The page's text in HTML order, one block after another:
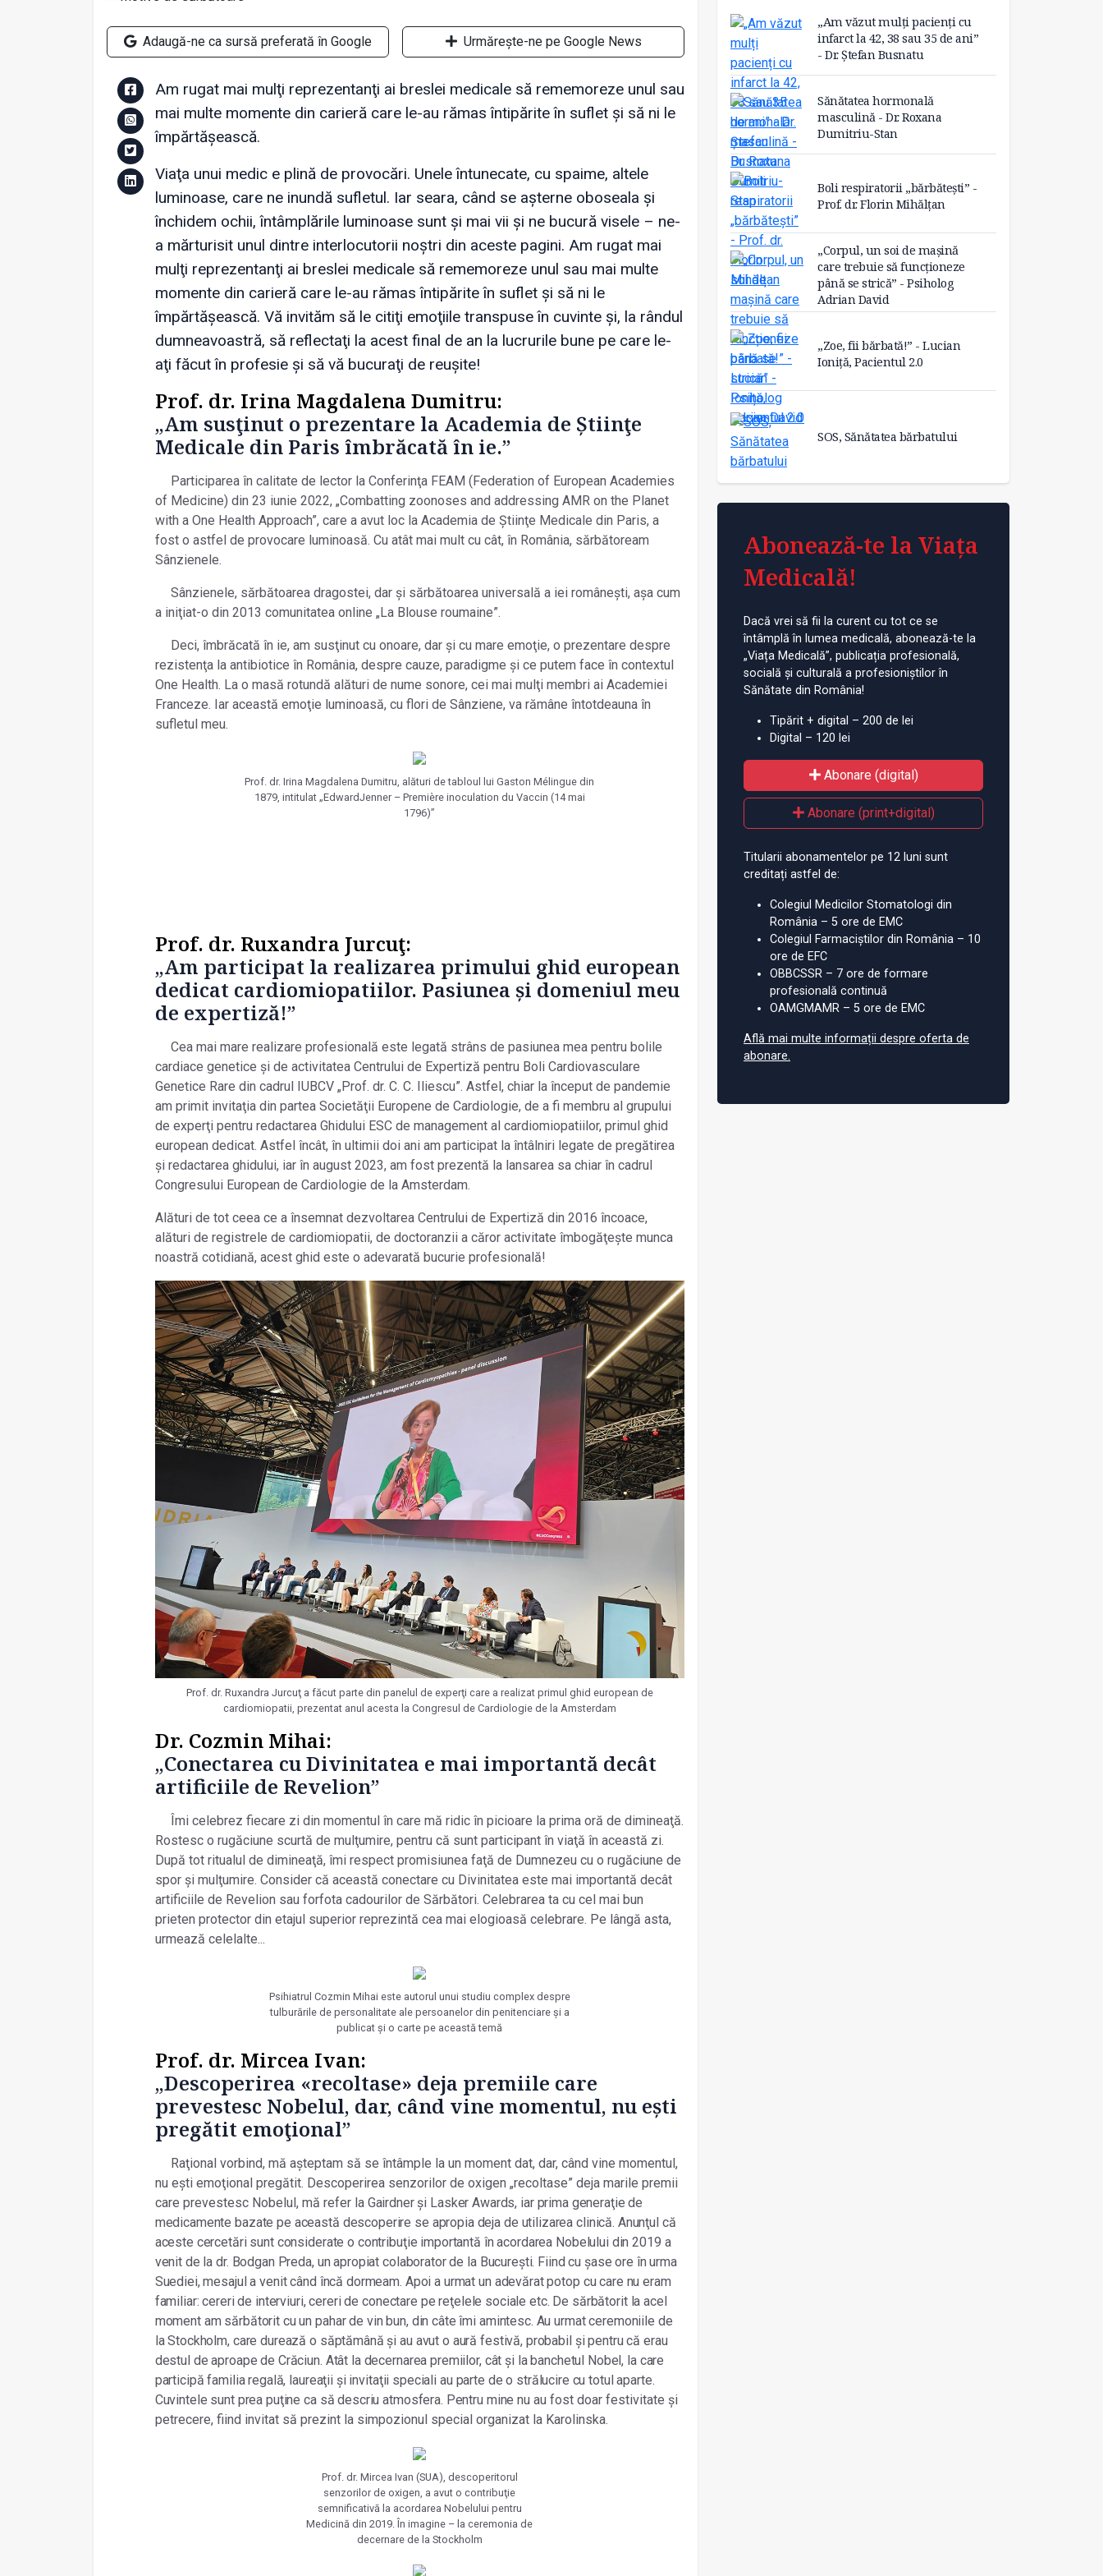
Adaugă-ne ca sursă preferată în Google Urmărește-ne pe Google News
Am rugat mai mulţi reprezentanţi ai breslei medicale să rememoreze unul sau
mai multe momente din carieră care le-au rămas întipărite în suflet și să ni le
împărtășească.
Viaţa unui medic e plină de provocări. Unele întunecate, cu spaime, altele
luminoase, care ne inundă sufletul. Iar seara, când se așterne oboseala și
închidem ochii, întâmplările luminoase sunt și mai vii și ne bucură visele – ne-
a mărturisit unul dintre interlocutorii noștri din aceste pagini. Am rugat mai
mulţi reprezentanţi ai breslei medicale să rememoreze unul sau mai multe
momente din carieră care le-au rămas întipărite în suflet și să ni le
împărtășească. Vă invităm să le citiţi emoţiile transpuse în cuvinte și, la rândul
dumneavoastră, să reflectaţi la acest final de an la lucrurile bune pe care le-
aţi făcut în profesie și să vă bucuraţi de reușite!
Prof. dr. Irina Magdalena Dumitru:
„Am susţinut o prezentare la Academia de Știinţe
Medicale din Paris îmbrăcată în ie.”
Participarea în calitate de lector la Conferinţa FEAM (Federation of European Academies
of Medicine) din 23 iunie 2022, „Combatting zoonoses and addressing AMR on the Planet
with a One Health Approach”, care a avut loc la Academia de Știinţe Medicale din Paris, a
fost o astfel de provocare luminoasă. Cu atât mai mult cu cât, în România, sărbătoream
Sânzienele.
Sânzienele, sărbătoarea dragostei, dar și sărbătoarea universală a iei românești, așa cum
a iniţiat-o din 2013 comunitatea online „La Blouse roumaine”.
Deci, îmbrăcată în ie, am susţinut cu onoare, dar și cu mare emoţie, o prezentare despre
rezistenţa la antibiotice în România, despre cauze, paradigme și ce putem face în contextul
One Health. La o masă rotundă alături de nume sonore, cei mai mulţi membri ai Academiei
Franceze. Iar această emoţie luminoasă, cu flori de Sânziene, va rămâne întotdeauna în
sufletul meu.
Prof. dr. Irina Magdalena Dumitru, alături de tabloul lui Gaston Mélingue din
1879, intitulat „EdwardJenner – Première inoculation du Vaccin (14 mai
1796)”
Prof. dr. Ruxandra Jurcuţ:
„Am participat la realizarea primului ghid european
dedicat cardiomiopatiilor. Pasiunea și domeniul meu
de expertiză!”
Cea mai mare realizare profesională este legată strâns de pasiunea mea pentru bolile
cardiace genetice și de activitatea Centrului de Expertiză pentru Boli Cardiovasculare
Genetice Rare din cadrul IUBCV „Prof. dr. C. C. Iliescu”. Astfel, chiar la început de pandemie
am primit invitaţia din partea Societăţii Europene de Cardiologie, de a fi membru al grupului
de experţi pentru redactarea Ghidului ESC de management al cardiomiopatiilor, primul ghid
european dedicat. Astfel încât, în ultimii doi ani am participat la întâlniri legate de pregătirea
și redactarea ghidului, iar în august 2023, am fost prezentă la lansarea sa chiar în cadrul
Congresului European de Cardiologie de la Amsterdam.
Alături de tot ceea ce a însemnat dezvoltarea Centrului de Expertiză din 2016 încoace,
alături de registrele de cardiomiopatii, de doctoranzii a căror activitate îmbogăţește munca
noastră cotidiană, acest ghid este o adevarată bucurie profesională!
Prof. dr. Ruxandra Jurcuţ a făcut parte din panelul de experţi care a realizat primul ghid european de
cardiomiopatii, prezentat anul acesta la Congresul de Cardiologie de la Amsterdam
Dr. Cozmin Mihai:
„Conectarea cu Divinitatea e mai importantă decât
artificiile de Revelion”
Îmi celebrez fiecare zi din momentul în care mă ridic în picioare la prima oră de dimineaţă.
Rostesc o rugăciune scurtă de mulţumire, pentru că sunt participant în viaţă în această zi.
După tot ritualul de dimineaţă, îmi respect promisiunea faţă de Dumnezeu cu o rugăciune de
spor și mulţumire. Consider că această conectare cu Divinitatea este mai importantă decât
artificiile de Revelion sau forfota cadourilor de Sărbători. Celebrarea ta cu cel mai bun
prieten protector din etajul superior reprezintă cea mai elogioasă celebrare. Pe lângă asta,
urmează celelalte...
Psihiatrul Cozmin Mihai este autorul unui studiu complex despre
tulburările de personalitate ale persoanelor din penitenciare și a
publicat și o carte pe această temă
Prof. dr. Mircea Ivan:
„Descoperirea «recoltase» deja premiile care
prevestesc Nobelul, dar, când vine momentul, nu ești
pregătit emoţional”
Raţional vorbind, mă așteptam să se întâmple la un moment dat, dar, când vine momentul,
nu ești emoţional pregătit. Descoperirea senzorilor de oxigen „recoltase” deja marile premii
care prevestesc Nobelul, mă refer la Gairdner și Lasker Awards, iar prima generaţie de
medicamente bazate pe această descoperire se apropia deja de utilizarea clinică. Anunţul că
aceste cercetări sunt considerate o contribuţie importantă în acordarea Nobelului din 2019 a
venit de la dr. Bodgan Preda, un apropiat colaborator de la București. Fiind cu șase ore în urma
Suediei, mesajul a venit când încă dormeam. Apoi a urmat un adevărat potop cu care nu eram
familiar: cereri de interviuri, cereri de conectare pe reţelele sociale etc. De sărbătorit la acel
moment am sărbătorit cu un pahar de vin bun, din câte îmi amintesc. Au urmat ceremoniile de
la Stockholm, care durează o săptămână și au avut o aură festivă, probabil și pentru că erau
destul de aproape de Crăciun. Atât la decernarea premiilor, cât și la banchetul Nobel, la care
participă familia regală, laureaţii și invitaţii speciali au parte de o strălucire cu totul aparte.
Cuvintele sunt prea puţine ca să descriu atmosfera. Pentru minenu au fost doar festivitate și
petrecere, fiind invitat să prezint la simpozionul special organizat la Karolinska.
Prof. dr. Mircea Ivan (SUA), descoperitorul
senzorilor de oxigen, a avut o contribuţie
semnificativă la acordarea Nobelului pentru
Medicină din 2019. În imagine – la ceremonia de
decernare de la Stockholm
„Am văzut mulți pacienți cu
infarct la 42, 38 sau 35 de ani”
- Dr. Ștefan Busnatu
Sănătatea hormonală
masculină - Dr. Roxana
Dumitriu-Stan
Boli respiratorii „bărbătești” -
Prof. dr. Florin Mihălțan
„Corpul, un soi de mașină
care trebuie să funcționeze
până se strică” - Psiholog
Adrian David
„Zoe, fii bărbată!” - Lucian
Ioniță, Pacientul 2.0
SOS, Sănătatea bărbatului
Abonează-te la Viața
Medicală!
Dacă vrei să fii la curent cu tot ce se
întâmplă în lumea medicală, abonează-te la
„Viața Medicală”, publicația profesională,
socială și culturală a profesioniștilor în
Sănătate din România!
Tipărit + digital – 200 de lei
Digital – 120 lei
Abonare (digital)
Abonare (print+digital)
Titularii abonamentelor pe 12 luni sunt
creditați astfel de:
Colegiul Medicilor Stomatologi din
România – 5 ore de EMC
Colegiul Farmaciștilor din România – 10
ore de EFC
OBBCSSR – 7 ore de formare
profesională continuă
OAMGMAMR – 5 ore de EMC
Află mai multe informații despre oferta de
abonare.